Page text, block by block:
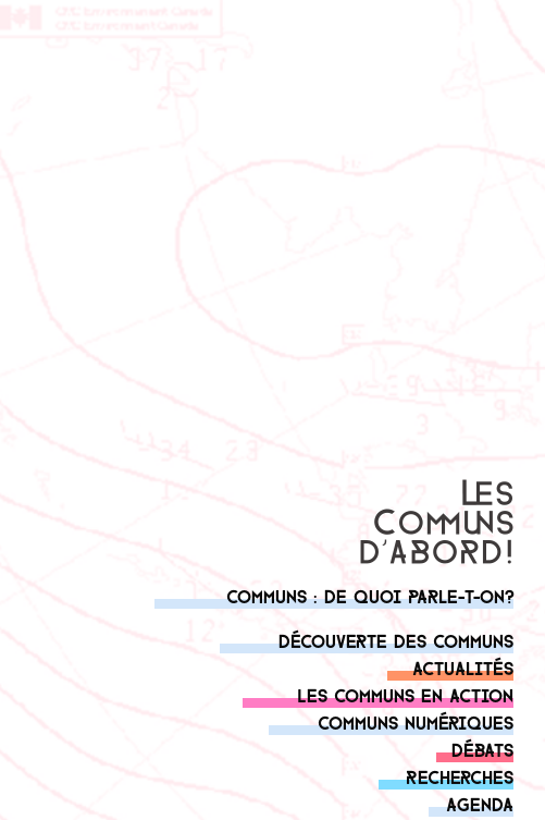
Communs : de quoi parle-t-on?
Découverte des communs
Actualités
Les communs en action
Communs numériques
Débats
Recherches
Agenda